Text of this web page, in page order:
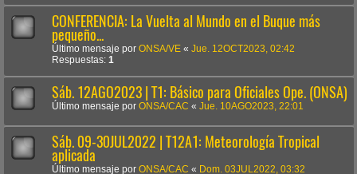
CONFERENCIA: La Vuelta al Mundo en el Buque más
pequeño...
Último mensaje por ONSA/VE « Jue. 12OCT2023, 02:42
Respuestas: 1
Sáb. 12AGO2023 | T1: Básico para Oficiales Ope. (ONSA)
Último mensaje por ONSA/CAC « Jue. 10AGO2023, 22:01
Sáb. 09-30JUL2022 | T12A1: Meteorología Tropical
aplicada
Último mensaje por ONSA/CAC « Dom. 03JUL2022, 03:32